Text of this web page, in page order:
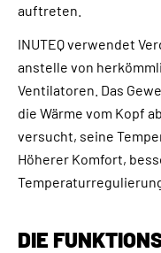
auftreten.
INUTEQ verwendet
anstelle von
Ventilatoren. Das
die Wärme vom Kopf
versucht, seine
Höherer Komfort,
DIE